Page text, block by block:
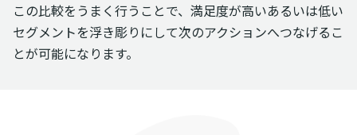
この比較をうまく行うことで、満足度が高いあるいは低い
セグメントを浮き彫りにして次のアクションへつなげるこ
とが可能になります。